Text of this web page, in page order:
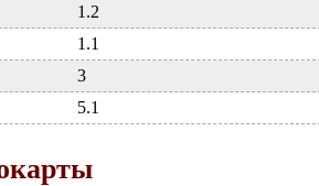
1.2
1.1
3
5.1